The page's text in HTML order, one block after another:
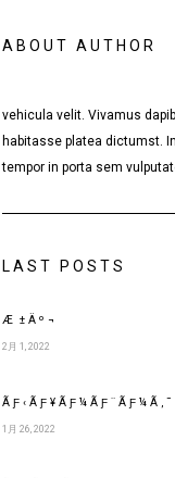
ABOUT AUTHOR
vehicula velit. Vivamus
habitasse platea dictumst.
tempor in porta sem
LAST POSTS
Æ±Äº¬
2月 1, 2022
ÃƑ‹ÃƑ¥ÃƑ¼ÃƑ¨ÃƑ¼Ã‚¯
1月 26, 2022